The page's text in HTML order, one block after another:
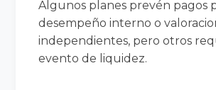
Algunos planes prevén pagos
desempeño interno o
independientes, pero otros
evento de liquidez.